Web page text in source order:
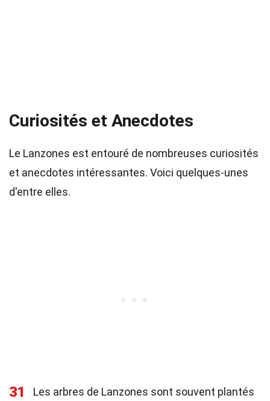
Curiosités et Anecdotes
Le Lanzones est entouré de nombreuses curiosités
et anecdotes intéressantes. Voici quelques-unes
d'entre elles.
31
Les arbres de Lanzones sont souvent plantés